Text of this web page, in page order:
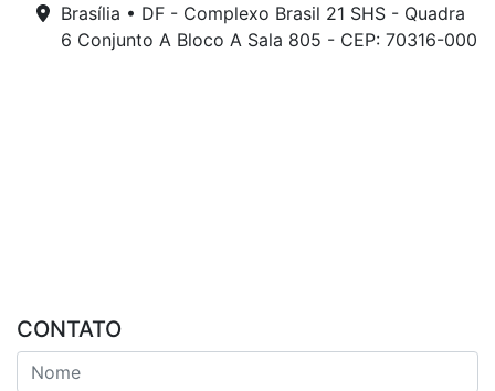
Brasília • DF - Complexo Brasil 21 SHS - Quadra
6 Conjunto A Bloco A Sala 805 - CEP: 70316-000
CONTATO